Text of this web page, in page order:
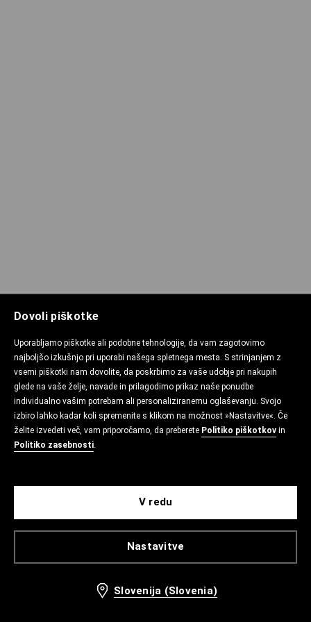
Dovoli piškotke
Uporabljamo piškotke ali podobne tehnologije, da vam zagotovimo
najboljšo izkušnjo pri uporabi našega spletnega mesta. S strinjanjem z
vsemi piškotki nam dovolite, da poskrbimo za vaše udobje pri nakupih
glede na vaše želje, navade in prilagodimo prikaz naše ponudbe
individualno vašim potrebam ali personaliziranemu oglaševanju. Svojo
izbiro lahko kadar koli spremenite s klikom na možnost »Nastavitve«. Če
želite izvedeti več, vam priporočamo, da preberete Politiko piškotkov in
Politiko zasebnosti.
Nastavitve
V redu
Slovenija (Slovenia)